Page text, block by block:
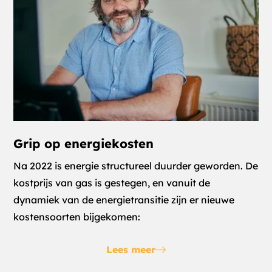
Grip op energiekosten
Na 2022 is energie structureel duurder geworden. De
kostprijs van gas is gestegen, en vanuit de
dynamiek van de energietransitie zijn er nieuwe
kostensoorten bijgekomen:
Lees meer